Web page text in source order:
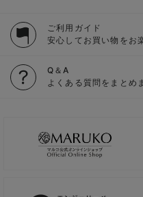
ご利用ガイド
安心してお買い物をお
Q＆A
よくある質問をまとめ